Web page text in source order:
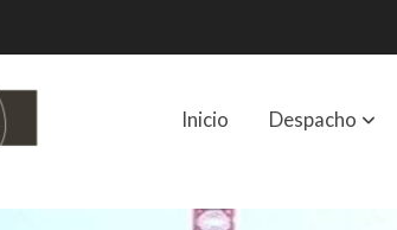
Inicio Despacho